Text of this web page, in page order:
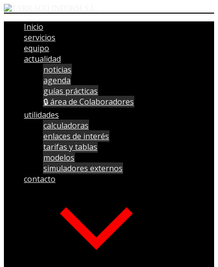
Inicio
servicios
equipo
actualidad
noticias
agenda
guías prácticas
🔒 área de Colaboradores
utilidades
calculadoras
enlaces de interés
tarifas y tablas
modelos
simuladores externos
contacto